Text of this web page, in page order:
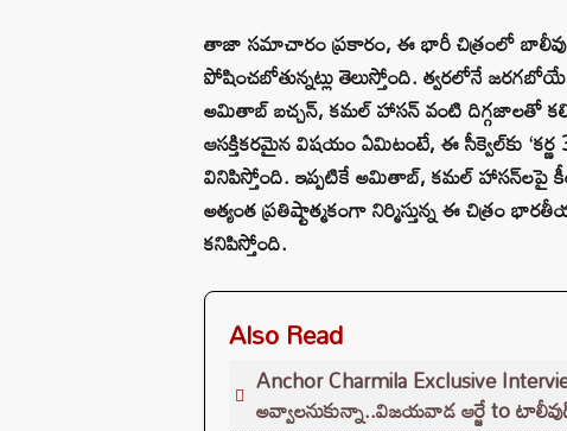
తాజా సమాచారం ప్రకారం, ఈ భారీ చిత్రంలో
పోషించబోతున్నట్లు తెలుస్తోంది. త్వరలోనే
అమితాబ్ బచ్చన్, కమల్ హాసన్ వంటి దిగ్గజాలతో
ఆసక్తికరమైన విషయం ఏమిటంటే, ఈ సీక్వెల్‌కు ‘కర్ణ
వినిపిస్తోంది. ఇప్పటికే అమితాబ్, కమల్ హాసన్‌లపై
అత్యంత ప్రతిష్టాత్మకంగా నిర్మిస్తున్న ఈ
కనిపిస్తోంది.
Also Read
Anchor Charmila Exclusive
అవ్వాలనుకున్నా..విజయవాడ ఆర్జే to